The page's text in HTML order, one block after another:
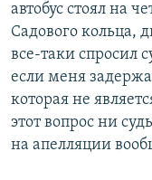
автобус стоял на
Садового кольца,
все-таки спросил
если меня
которая не
этот вопрос ни
на апелляции